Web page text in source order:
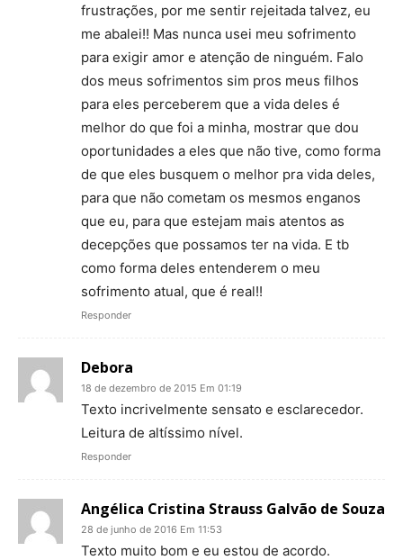
frustrações, por me sentir rejeitada talvez, eu
me abalei!! Mas nunca usei meu sofrimento
para exigir amor e atenção de ninguém. Falo
dos meus sofrimentos sim pros meus filhos
para eles perceberem que a vida deles é
melhor do que foi a minha, mostrar que dou
oportunidades a eles que não tive, como forma
de que eles busquem o melhor pra vida deles,
para que não cometam os mesmos enganos
que eu, para que estejam mais atentos as
decepções que possamos ter na vida. E tb
como forma deles entenderem o meu
sofrimento atual, que é real!!
Responder
Debora
18 de dezembro de 2015 Em 01:19
Texto incrivelmente sensato e esclarecedor.
Leitura de altíssimo nível.
Responder
Angélica Cristina Strauss Galvão de Souza
28 de junho de 2016 Em 11:53
Texto muito bom e eu estou de acordo.